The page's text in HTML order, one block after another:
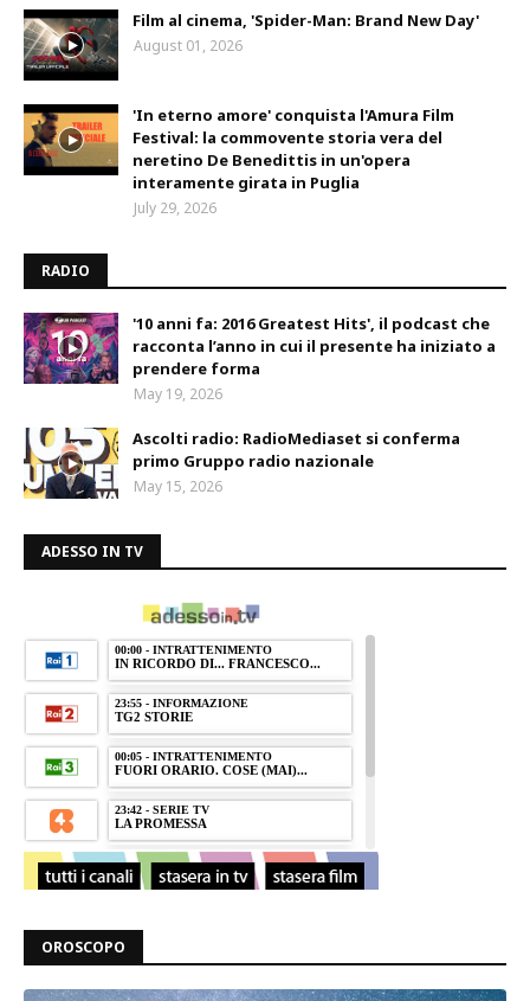
Film al cinema, 'Spider-Man: Brand New Day'
August 01, 2026
'In eterno amore' conquista l'Amura Film
Festival: la commovente storia vera del
neretino De Benedittis in un'opera
interamente girata in Puglia
July 29, 2026
RADIO
'10 anni fa: 2016 Greatest Hits', il podcast che
racconta l’anno in cui il presente ha iniziato a
prendere forma
May 19, 2026
Ascolti radio: RadioMediaset si conferma
primo Gruppo radio nazionale
May 15, 2026
ADESSO IN TV
OROSCOPO